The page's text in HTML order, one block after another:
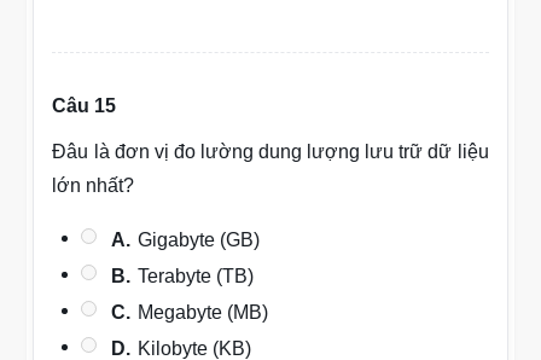
Câu 15
Đâu là đơn vị đo lường dung lượng lưu trữ dữ liệu
lớn nhất?
A. Gigabyte (GB)
B. Terabyte (TB)
C. Megabyte (MB)
D. Kilobyte (KB)